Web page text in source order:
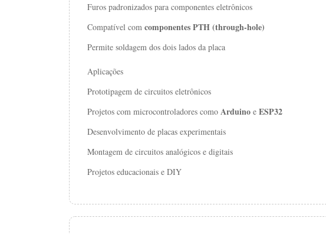
Furos padronizados para componentes eletrônicos
Compatível com componentesPTH (through-hole)
Permite soldagem dos dois lados da placa
Aplicações
Prototipagem de circuitos eletrônicos
Projetos com microcontroladores como Arduino e ESP32
Desenvolvimento de placas experimentais
Montagem de circuitos analógicos e digitais
Projetos educacionais e DIY